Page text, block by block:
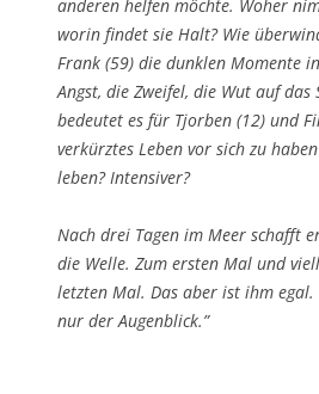
anderen helfen möchte. Woher
worin findet sie Halt? Wie
Frank (59) die dunklen Momente
Angst, die Zweifel, die Wut auf das
bedeutet es für Tjorben (12) und
verkürztes Leben vor sich zu
leben? Intensiver?
Nach drei Tagen im Meer schafft
die Welle. Zum ersten Mal und
letzten Mal. Das aber ist ihm
nur der Augenblick.”